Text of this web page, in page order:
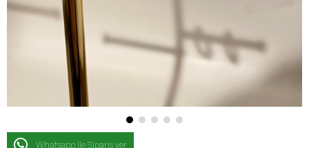
Whatsapp İle Sipariş ver